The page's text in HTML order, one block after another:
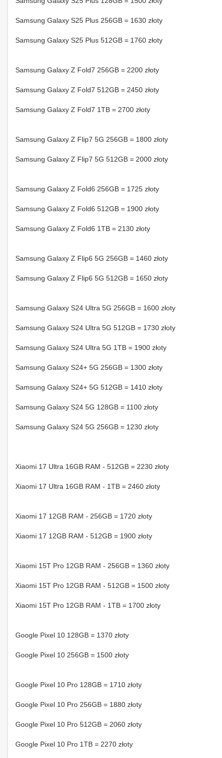
Samsung Galaxy S25 Plus 256GB = 1630 złoty
Samsung Galaxy S25 Plus 512GB = 1760 złoty
Samsung Galaxy Z Fold7 256GB = 2200 złoty
Samsung Galaxy Z Fold7 512GB = 2450 złoty
Samsung Galaxy Z Fold7 1TB = 2700 złoty
Samsung Galaxy Z Flip7 5G 256GB = 1800 złoty
Samsung Galaxy Z Flip7 5G 512GB = 2000 złoty
Samsung Galaxy Z Fold6 256GB = 1725 złoty
Samsung Galaxy Z Fold6 512GB = 1900 złoty
Samsung Galaxy Z Fold6 1TB = 2130 złoty
Samsung Galaxy Z Flip6 5G 256GB = 1460 złoty
Samsung Galaxy Z Flip6 5G 512GB = 1650 złoty
Samsung Galaxy S24 Ultra 5G 256GB = 1600 złoty
Samsung Galaxy S24 Ultra 5G 512GB = 1730 złoty
Samsung Galaxy S24 Ultra 5G 1TB = 1900 złoty
Samsung Galaxy S24+ 5G 256GB = 1300 złoty
Samsung Galaxy S24+ 5G 512GB = 1410 złoty
Samsung Galaxy S24 5G 128GB = 1100 złoty
Samsung Galaxy S24 5G 256GB = 1230 złoty
Xiaomi 17 Ultra 16GB RAM - 512GB = 2230 złoty
Xiaomi 17 Ultra 16GB RAM - 1TB = 2460 złoty
Xiaomi 17 12GB RAM - 256GB = 1720 złoty
Xiaomi 17 12GB RAM - 512GB = 1900 złoty
Xiaomi 15T Pro 12GB RAM - 256GB = 1360 złoty
Xiaomi 15T Pro 12GB RAM - 512GB = 1500 złoty
Xiaomi 15T Pro 12GB RAM - 1TB = 1700 złoty
Google Pixel 10 128GB = 1370 złoty
Google Pixel 10 256GB = 1500 złoty
Google Pixel 10 Pro 128GB = 1710 złoty
Google Pixel 10 Pro 256GB = 1880 złoty
Google Pixel 10 Pro 512GB = 2060 złoty
Google Pixel 10 Pro 1TB = 2270 złoty